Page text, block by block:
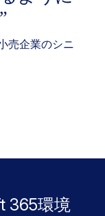
売企業のシニ
365環境